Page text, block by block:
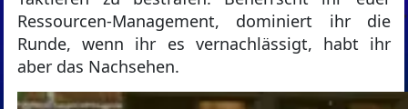
Ressourcen-Management, dominiert ihr die
Runde, wenn ihr es vernachlässigt, habt ihr
aber das Nachsehen.